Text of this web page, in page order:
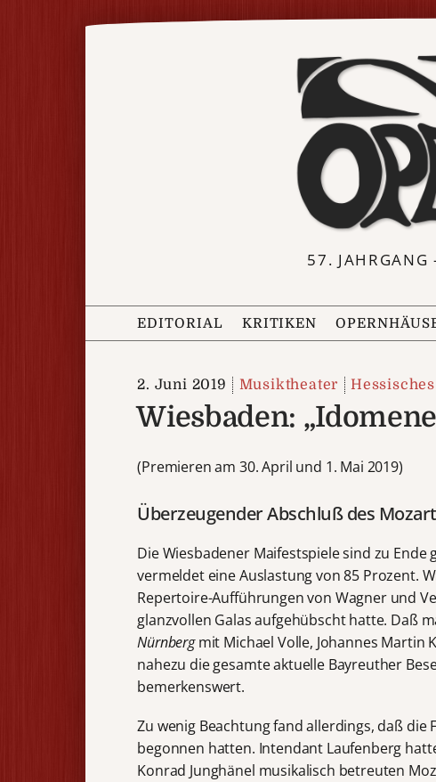
57. JAHRGANG
EDITORIAL KRITIKEN
2. Juni 2019 Musiktheater
Wiesbaden:
(Premieren am 30. April und 1. Mai 2019)
Überzeugender Abschluß des
Die Wiesbadener Maifestspiele sind zu
vermeldet eine Auslastung von 85 Prozent.
Repertoire-Aufführungen von Wagner und
glanzvollen Galas aufgehübscht hatte. Daß
Nürnbergmit Michael Volle, Johannes Martin
nahezu die gesamte aktuelle Bayreuther
bemerkenswert.
Zu wenig Beachtung fand allerdings, daß
begonnen hatten. Intendant Laufenberg
Konrad Junghänel musikalisch betreuten